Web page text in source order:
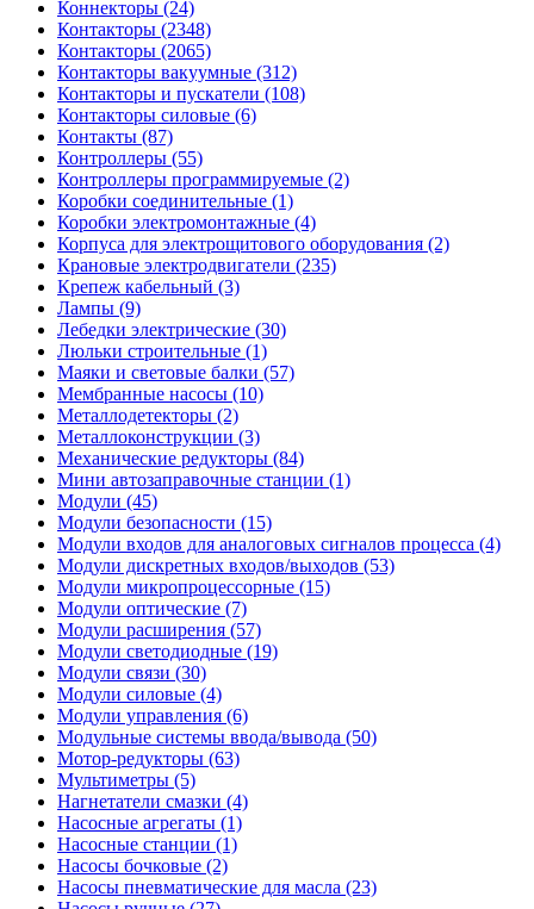
Коннекторы (24)
Контакторы (2348)
Контакторы (2065)
Контакторы вакуумные (312)
Контакторы и пускатели (108)
Контакторы силовые (6)
Контакты (87)
Контроллеры (55)
Контроллеры программируемые (2)
Коробки соединительные (1)
Коробки электромонтажные (4)
Корпуса для электрощитового оборудования (2)
Крановые электродвигатели (235)
Крепеж кабельный (3)
Лампы (9)
Лебедки электрические (30)
Люльки строительные (1)
Маяки и световые балки (57)
Мембранные насосы (10)
Металлодетекторы (2)
Металлоконструкции (3)
Механические редукторы (84)
Мини автозаправочные станции (1)
Модули (45)
Модули безопасности (15)
Модули входов для аналоговых сигналов процесса (4)
Модули дискретных входов/выходов (53)
Модули микропроцессорные (15)
Модули оптические (7)
Модули расширения (57)
Модули светодиодные (19)
Модули связи (30)
Модули силовые (4)
Модули управления (6)
Модульные системы ввода/вывода (50)
Мотор-редукторы (63)
Мультиметры (5)
Нагнетатели смазки (4)
Насосные агрегаты (1)
Насосные станции (1)
Насосы бочковые (2)
Насосы пневматические для масла (23)